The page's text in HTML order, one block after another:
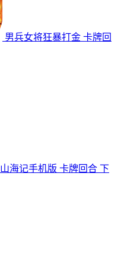
男兵女将狂暴打金 卡牌回
山海记手机版 卡牌回合 下